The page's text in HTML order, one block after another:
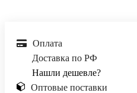
Оплата
Доставка по РФ
Нашли дешевле?
Оптовые поставки